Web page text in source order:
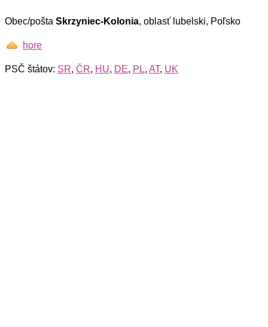
Obec/pošta Skrzyniec-Kolonia, oblasť lubelski, Poľsko
hore
PSČ štátov: SR, ČR, HU, DE, PL, AT, UK